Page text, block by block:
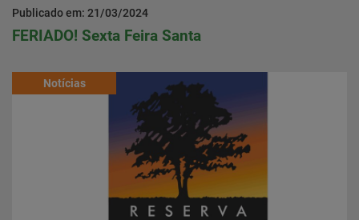
Publicado em: 21/03/2024
FERIADO! Sexta Feira Santa
Notícias